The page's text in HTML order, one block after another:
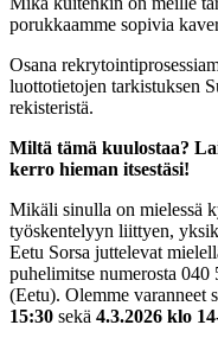
porukkaamme sopivia
Osana
luottotietojen tarkistuksen
rekisteristä.
Miltä tämä kuulostaa?
kerro hieman itsestäsi!
Mikäli sinulla on mielessä
työskentelyyn liittyen,
Eetu Sorsa juttelevat
puhelimitse numerosta
(Eetu). Olemme varanneet
15:30 sekä 4.3.2026 klo